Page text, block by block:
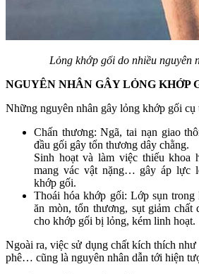
Lỏng khớp gối do nhiều nguyên
NGUYÊN NHÂN GÂY LỎNG KHỚP
Những nguyên nhân gây lỏng khớp gối cụ
Chấn thương: Ngã, tai nạn giao
đầu gối gây tổn thương dây chằng.
Sinh hoạt và làm việc thiếu khoa
mang vác vật nặng… gây áp lực
khớp gối.
Thoái hóa khớp gối: Lớp sụn
ăn mòn, tổn thương, sụt giảm chất
cho khớp gối bị lỏng, kém linh hoạt.
Ngoài ra, việc sử dụng chất kích thích
phê… cũng là nguyên nhân dẫn tới hiện